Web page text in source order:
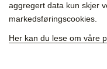
aggregert data kun skjer
markedsføringscookies.
Her kan du lese om våre